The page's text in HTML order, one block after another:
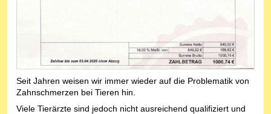
Seit Jahren weisen wir immer wieder auf die Problematik von
Zahnschmerzen bei Tieren hin.
Viele Tierärzte sind jedoch nicht ausreichend qualifiziert und